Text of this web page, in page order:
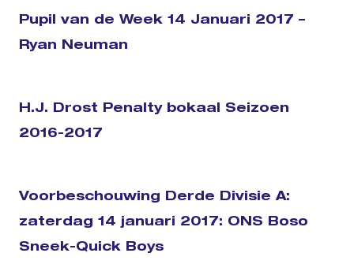
Pupil van de Week 14 Januari 2017 –
Ryan Neuman
H.J. Drost Penalty bokaal Seizoen
2016-2017
Voorbeschouwing Derde Divisie A:
zaterdag 14 januari 2017: ONS Boso
Sneek-Quick Boys